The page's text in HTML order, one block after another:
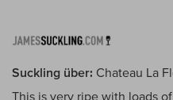
Suckling über: Chateau La
This is very ripe with loads